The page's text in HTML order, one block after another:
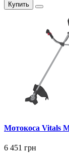
Купить
Мотокоса Vitals
6 451 грн